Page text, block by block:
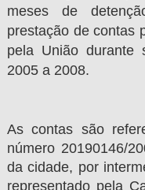
meses de
prestação de contas
pela União durante
2005 a 2008.
As contas são
número 20190146/
da cidade, por
representado pela